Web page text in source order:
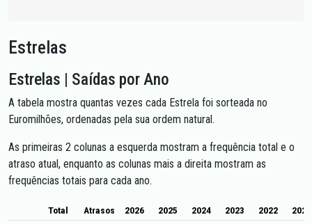
Estrelas
Estrelas | Saídas por Ano
A tabela mostra quantas vezes cada Estrela foi sorteada no
Euromilhões, ordenadas pela sua ordem natural.
As primeiras 2 colunas a esquerda mostram a frequência total e o
atraso atual, enquanto as colunas mais a direita mostram as
frequências totais para cada ano.
Total Atrasos 2026 2025 2024 2023 2022 2021